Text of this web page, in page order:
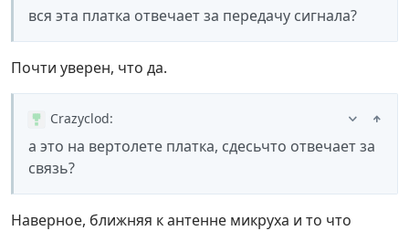
вся эта платка отвечает за передачу сигнала?
Почти уверен, что да.
Crazyclod:
а это на вертолете платка, сдесьчто отвечает за
связь?
Наверное, ближняя к антенне микруха и то что